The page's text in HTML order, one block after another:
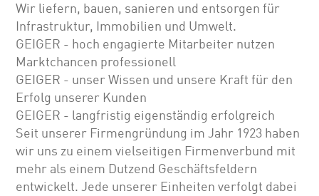
Wir liefern, bauen, sanieren und entsorgen für
Infrastruktur, Immobilien und Umwelt.
GEIGER - hoch engagierte Mitarbeiter nutzen
Marktchancen professionell
GEIGER - unser Wissen und unsere Kraft für den
Erfolg unserer Kunden
GEIGER - langfristig eigenständig erfolgreich
Seit unserer Firmengründung im Jahr 1923 haben
wir uns zu einem vielseitigen Firmenverbund mit
mehr als einem Dutzend Geschäftsfeldern
entwickelt. Jede unserer Einheiten verfolgt dabei